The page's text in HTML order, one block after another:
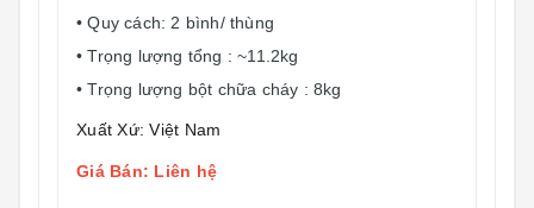
• Quy cách: 2 bình/ thùng
• Trọng lượng tổng : ~11.2kg
• Trọng lượng bột chữa cháy : 8kg
Xuất Xứ: Việt Nam
Giá Bán: Liên hệ